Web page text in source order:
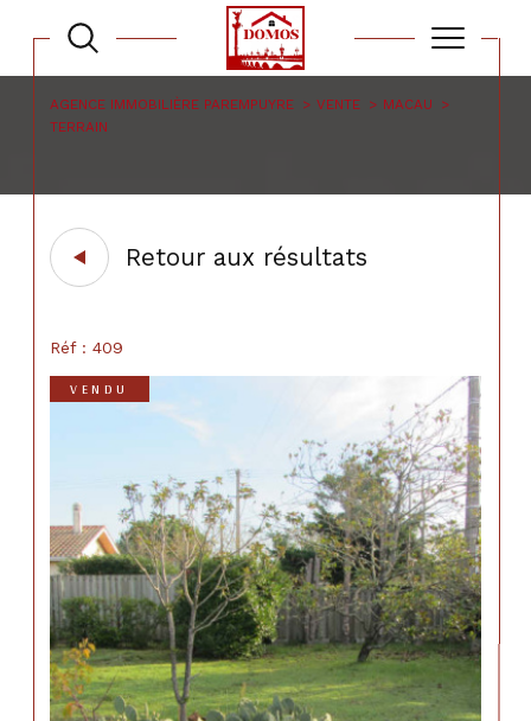
AGENCE IMMOBILIÈRE PAREMPUYRE VENTE
MACAU
TERRAIN
Retour aux résultats
Réf : 409
VENDU